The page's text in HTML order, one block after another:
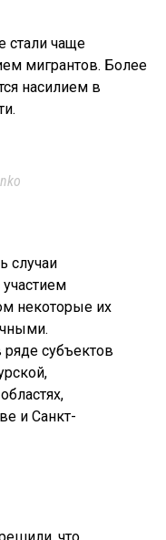
стали чаще
мигрантов. Более
насилием в
случаи
некоторые их
субъектов
и Санкт-
что